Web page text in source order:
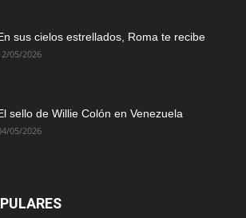
sus cielos estrellados, Roma te recibe
05/2026
sello de Willie Colón en Venezuela
05/2026